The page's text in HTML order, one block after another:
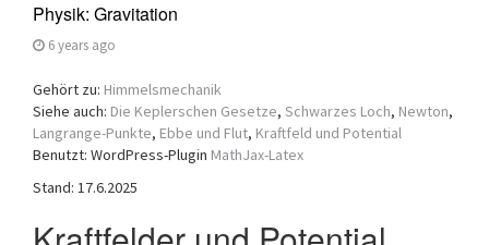
Physik: Gravitation
6 years ago
Gehört zu: Himmelsmechanik
Siehe auch: Die Keplerschen Gesetze, Schwarzes Loch, Newton,
Langrange-Punkte, Ebbe und Flut, Kraftfeld und Potential
Benutzt: WordPress-Plugin MathJax-Latex
Stand: 17.6.2025